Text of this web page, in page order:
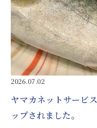
2026.07.02
ヤマカネットサー
ップされました。